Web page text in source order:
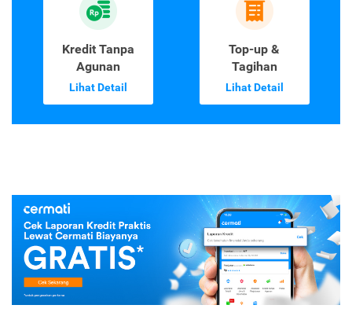
Kredit Tanpa
Agunan
Lihat Detail
Top-up &
Tagihan
Lihat Detail